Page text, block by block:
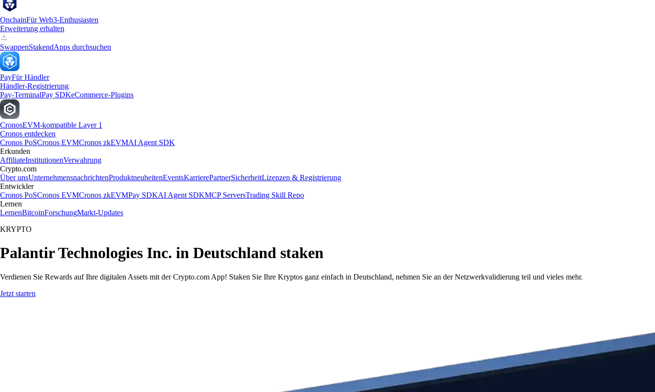
OnchainFür Web3-Enthusiasten
Erweiterung erhalten
SwappenStakendApps durchsuchen
PayFür Händler
Händler-Registrierung
Pay-TerminalPay SDKeCommerce-Plugins
CronosEVM-kompatible Layer 1
Cronos entdecken
Cronos PoSCronos EVMCronos zkEVMAI Agent SDK
Erkunden
AffiliateInstitutionenVerwahrung
Crypto.com
Über unsUnternehmensnachrichtenProduktneuheitenEventsKarrierePartnerSicherheitLizenzen & Registrierung
Entwickler
Cronos PoSCronos EVMCronos zkEVMPay SDKAI Agent SDKMCP ServersTrading Skill Repo
Lernen
LernenBitcoinForschungMarkt-Updates
KRYPTO
Palantir Technologies Inc. in Deutschland staken
Verdienen Sie Rewards auf Ihre digitalen Assets mit der Crypto.com App! Staken Sie Ihre Kryptos ganz einfach in Deutschland, nehmen Sie an der Netzwerkvalidierung teil und vieles mehr.
Jetzt starten